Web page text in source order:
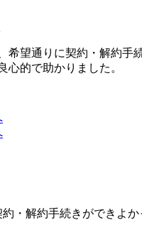
希望通りに契約・解約手
心的で助かりました。
・解約手続きができよか